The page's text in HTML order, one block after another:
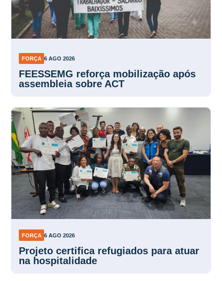
FORÇA 6 AGO 2026
FEESSEMG reforça mobilização após
assembleia sobre ACT
FORÇA 6 AGO 2026
Projeto certifica refugiados para atuar
na hospitalidade